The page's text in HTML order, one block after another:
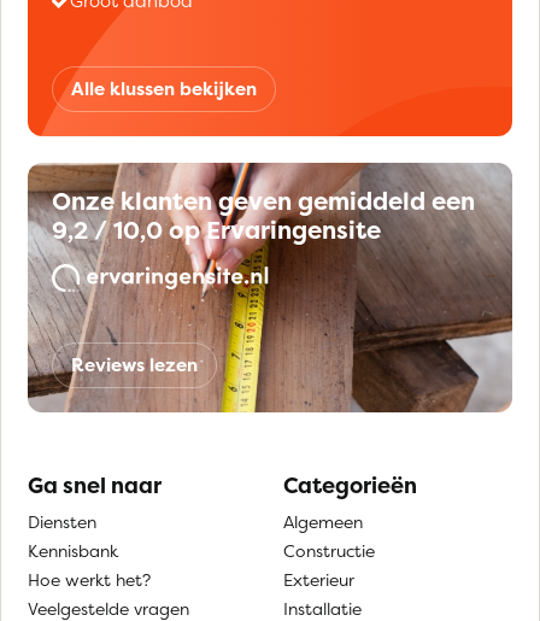
Alle klussen bekijken
Onze klanten geven gemiddeld een
9,2 / 10,0 op Ervaringensite
Reviews lezen
Ga snel naar
Diensten
Kennisbank
Hoe werkt het?
Veelgestelde vragen
Categorieën
Algemeen
Constructie
Exterieur
Installatie